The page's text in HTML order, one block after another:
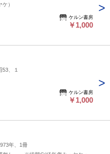
）
ケルン書房
￥1,000
、１
ケルン書房
￥1,000
年、1冊